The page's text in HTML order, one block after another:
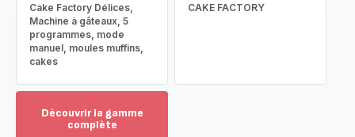
Cake Factory Délices,
Machine à gâteaux, 5
programmes, mode
manuel, moules muffins,
cakes
CAKE FACTORY
Découvrir la gamme
complète